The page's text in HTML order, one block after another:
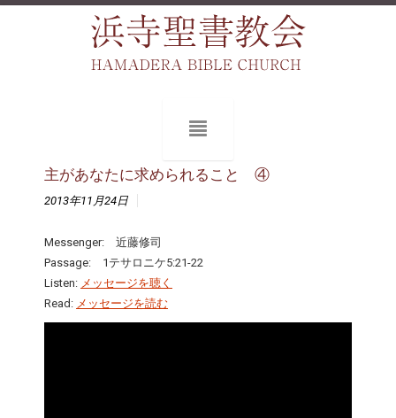
主があなたに求められること ④
2013年11月24日
Messenger: 近藤修司
Passage: 1テサロニケ5:21-22
Listen: メッセージを聴く
Read: メッセージを読む